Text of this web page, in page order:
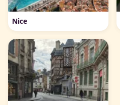
Nice